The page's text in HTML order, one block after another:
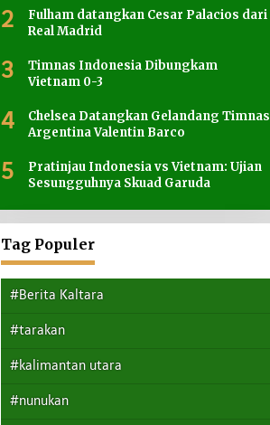
2
Fulham datangkan Cesar Palacios dari
Real Madrid
3
Timnas Indonesia Dibungkam
Vietnam 0-3
4
Chelsea Datangkan Gelandang Timnas
Argentina Valentin Barco
5
Pratinjau Indonesia vs Vietnam: Ujian
Sesungguhnya Skuad Garuda
Tag Populer
#Berita Kaltara
#tarakan
#kalimantan utara
#nunukan